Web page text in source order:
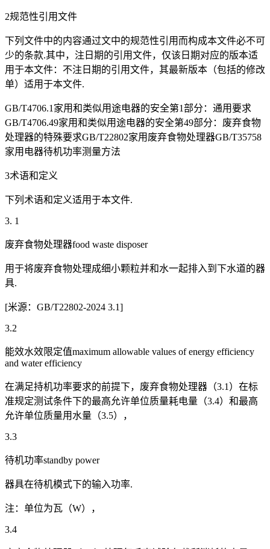
2规范性引用文件
下列文件中的内容通过文中的规范性引用而构成本文件必不可
少的条款.其中，注日期的引用文件，仅该日期对应的版本适
用于本文件：不注日期的引用文件，其最新版本（包括的修改
单）适用于本文件.
GB/T4706.1家用和类似用途电器的安全第1部分：通用要求
GB/T4706.49家用和类似用途电器的安全第49部分：废弃食物
处理器的特殊要求GB/T22802家用废弃食物处理器GB/T35758
家用电器待机功率测量方法
3术语和定义
下列术语和定义适用于本文件.
3. 1
废弃食物处理器food waste disposer
用于将废弃食物处理成细小颗粒并和水一起排入到下水道的器
具.
[米源：GB/T22802-2024 3.1]
3.2
能效水效限定值maximum allowable values of energy efficiency
and water efficiency
在满足持机功率要求的前提下，废弃食物处理器（3.1）在标
准规定测试条件下的最高允许单位质量耗电量（3.4）和最高
允许单位质量用水量（3.5），
3.3
待机功率standby power
器具在待机模式下的输入功率.
注：单位为瓦（W），
3.4